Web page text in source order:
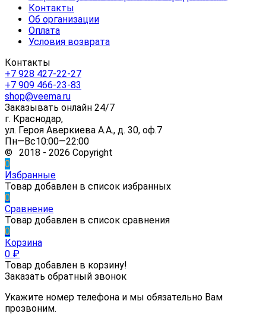
Контакты
Об организации
Оплата
Условия возврата
Контакты
+7 928 427-22-27
+7 909 466-23-83
shop@veema.ru
Заказывать онлайн 24/7
г. Краснодар,
ул. Героя Аверкиева А.А., д. 30, оф.7
Пн—Вс10:00—22:00
© 2018 - 2026 Copyright
0
Избранные
Товар добавлен в список избранных
0
Сравнение
Товар добавлен в список сравнения
0
Корзина
0 ₽
Товар добавлен в корзину!
Заказать обратный звонок
Укажите номер телефона и мы обязательно Вам
прозвоним.